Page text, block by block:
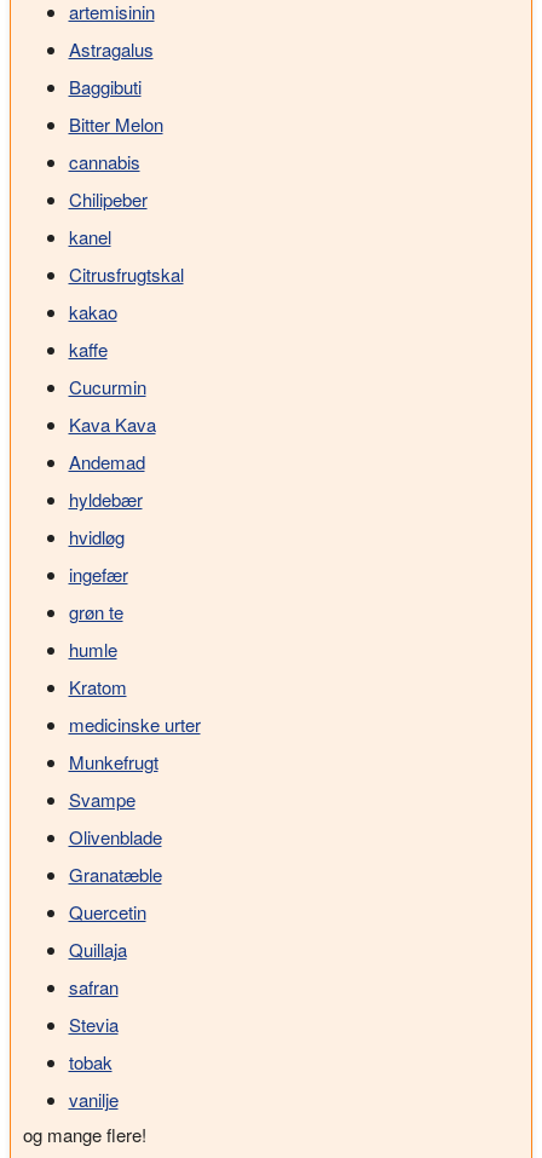
artemisinin
Astragalus
Baggibuti
Bitter Melon
cannabis
Chilipeber
kanel
Citrusfrugtskal
kakao
kaffe
Cucurmin
Kava Kava
Andemad
hyldebær
hvidløg
ingefær
grøn te
humle
Kratom
medicinske urter
Munkefrugt
Svampe
Olivenblade
Granatæble
Quercetin
Quillaja
safran
Stevia
tobak
vanilje
og mange flere!